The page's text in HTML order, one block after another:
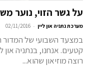
על גשר הזוי, נוער
מערכת נתניה און ליין -
02/11/2016
במצעד השבועי של המדור
רוצה מוזיאון שהוא...